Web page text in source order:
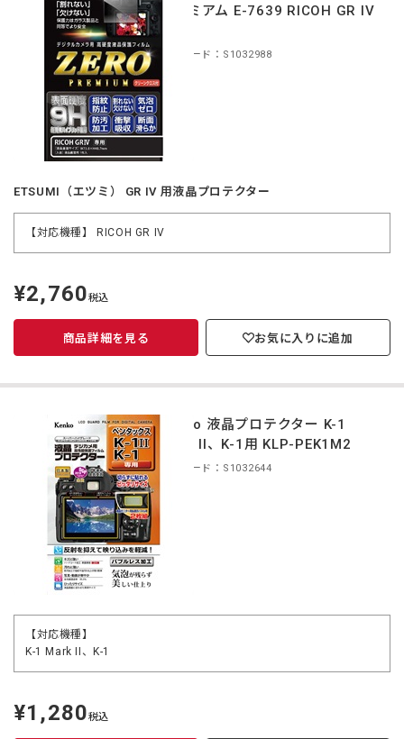
プレミアム E-7639 RICOH GR IV
対応
商品コード：S1032988
ETSUMI（エツミ） GR IV 用液晶プロテクター
【対応機種】 RICOH GR IV
定
価
¥2,760税込
商品詳細を見る お気に入りに追加
Kenko 液晶プロテクター K-1
Mark II、K-1用 KLP-PEK1M2
商品コード：S1032644
【対応機種】
K-1 Mark II、K-1
定
価
¥1,280税込